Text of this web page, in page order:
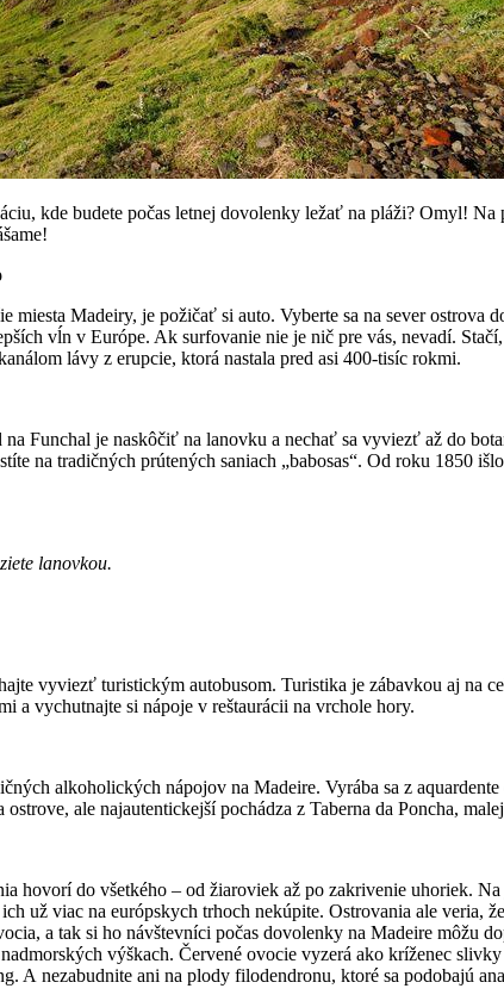
kde budete počas letnej dovolenky ležať na pláži? Omyl!
miesta Madeiry, je požičať si auto. Vyberte sa na sever
vĺn v Európe. Ak surfovanie nie je nič pre vás, nevadí.
lávy z erupcie, ktorá nastala pred asi 400-tisíc rokmi.
Funchal je naskôčiť na lanovku a nechať sa vyviezť až do
na tradičných prútených saniach „babosas“. Od roku 1850
lanovkou.
vyviezť turistickým autobusom. Turistika je zábavkou aj
a vychutnajte si nápoje v reštaurácii na vrchole hory.
alkoholických nápojov na Madeire. Vyrába sa z
ale najautentickejší pochádza z Taberna da Poncha,
hovorí do všetkého – od žiaroviek až po zakrivenie uhoriek.
už viac na európskych trhoch nekúpite. Ostrovania ale
a tak si ho návštevníci počas dovolenky na Madeire môžu
výškach. Červené ovocie vyzerá ako kríženec
A nezabudnite ani na plody filodendronu, ktoré sa podobajú